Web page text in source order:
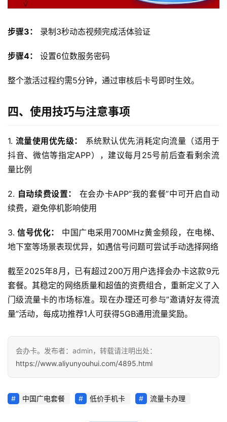
流
卡
宽
身
W
F
快
讯
多
页
面
步骤3： 录制3秒动态视频完成活体验证
步骤4： 设置6位数服务密码
整个激活过程约需5分钟，通过审核后卡号即时生效。
四、使用技巧与注意事项
1. 流量使用优先级：
系统默认优先消耗定向流量（适用于
抖音、微信等指定APP），建议每月25号前后查看剩余流
量比例
2. 自动续费设置：
在会办卡APP”我的套餐”中可开启自动
续费，避免停机影响使用
3. 信号优化：
中国广电采用700MHz黄金频段，在电梯、
地下室等场景表现优异，如遇信号问题可尝试手动选择网络
截至2025年8月，已有超过200万用户选择会办卡这款9元
套餐。其稳定的网络质量和超值的资费组合，重新定义了入
门级流量卡的市场标准。现在办理还可参与”邀请好友得流
量”活动，每成功推荐1人可获得5GB通用流量奖励。
会办卡。发布者：admin，转载请注明出处：
https://www.aliyunyouhui.com/4895.html
中国广电套餐 低价手机卡 流量卡办理